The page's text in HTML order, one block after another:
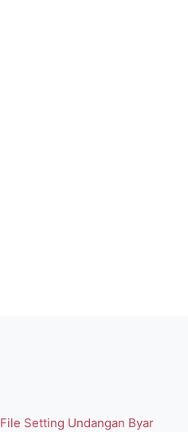
File Setting Undangan Byar